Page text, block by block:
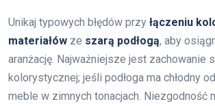
Unikaj typowych błędów przy łączeniu
materiałów ze szarą podłogą, aby
aranżację. Najważniejsze jest zachowanie
kolorystycznej; jeśli podłoga ma chłodny
meble w zimnych tonacjach. Niezgodność